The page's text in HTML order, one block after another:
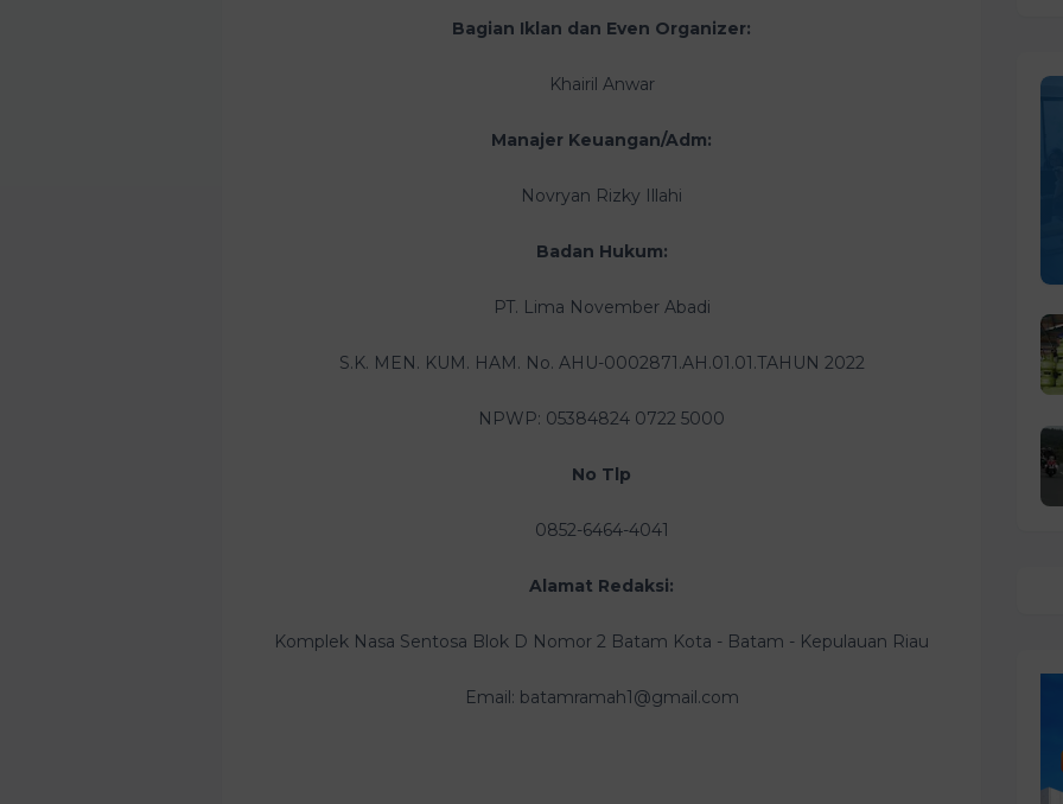
Bagian Iklan dan Even Organizer:
Khairil Anwar
Manajer Keuangan/Adm:
Novryan Rizky Illahi
Badan Hukum:
PT. Lima November Abadi
S.K. MEN. KUM. HAM. No. AHU-0002871.AH.01.01.TAHUN 2022
NPWP: 05384824 0722 5000
No Tlp
0852-6464-4041
Alamat Redaksi:
Komplek Nasa Sentosa Blok D Nomor 2 Batam Kota - Batam - Kepulauan Riau
Email: batamramah1@gmail.com